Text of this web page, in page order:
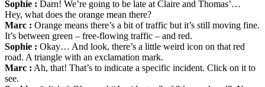
Sophie : Darn! We’re going to be late at Claire and Thomas’…
Hey, what does the orange mean there?
Marc : Orange means there’s a bit of traffic but it’s still moving fine.
It’s between green – free-flowing traffic – and red.
Sophie : Okay… And look, there’s a little weird icon on that red
road. A triangle with an exclamation mark.
Marc : Ah, that! That’s to indicate a specific incident. Click on it to
see.